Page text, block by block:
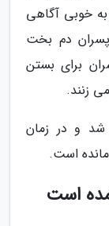
به خوبی آگاهی
پسران دم بخت
برای بستن
زنند.
شد و در زمان
مانده است.
است